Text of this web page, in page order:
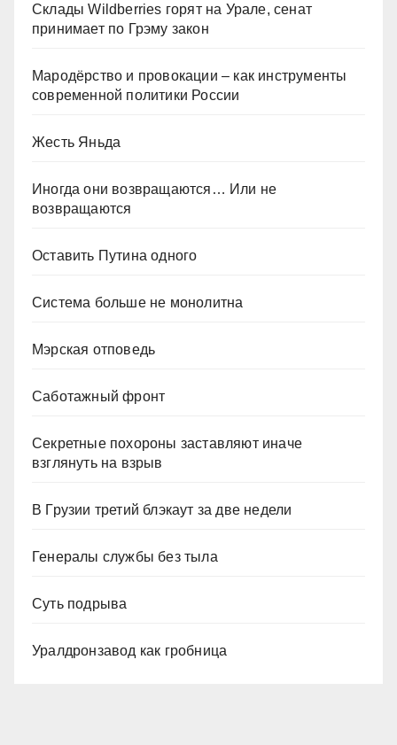
Склады Wildberries горят на Урале, сенат
принимает по Грэму закон
Мародёрство и провокации – как инструменты
современной политики России
Жесть Яньда
Иногда они возвращаются… Или не
возвращаются
Оставить Путина одного
Система больше не монолитна
Мэрская отповедь
Саботажный фронт
Секретные похороны заставляют иначе
взглянуть на взрыв
В Грузии третий блэкаут за две недели
Генералы службы без тыла
Суть подрыва
Уралдронзавод как гробница